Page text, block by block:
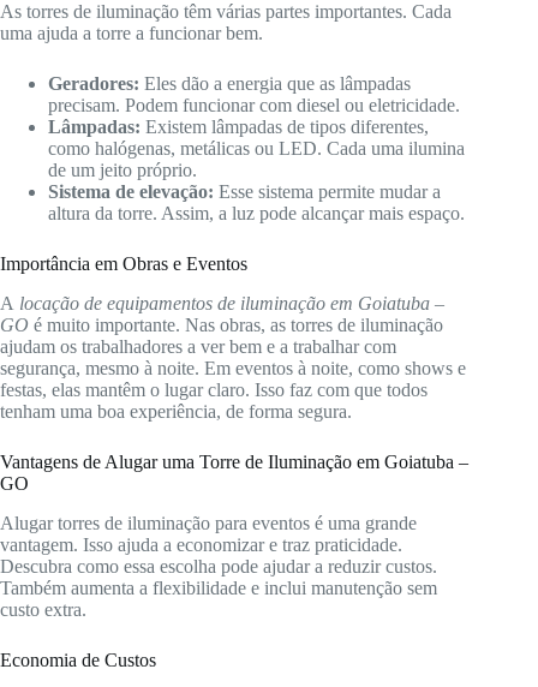
As torres de iluminação têm várias partes importantes. Cada
uma ajuda a torre a funcionar bem.
Geradores: Eles dão a energia que as lâmpadas
precisam. Podem funcionar com diesel ou eletricidade.
Lâmpadas: Existem lâmpadas de tipos diferentes,
como halógenas, metálicas ou LED. Cada uma ilumina
de um jeito próprio.
Sistema de elevação: Esse sistema permite mudar a
altura da torre. Assim, a luz pode alcançar mais espaço.
Importância em Obras e Eventos
A locação de equipamentos de iluminação em Goiatuba –
GO é muito importante. Nas obras, as torres de iluminação
ajudam os trabalhadores a ver bem e a trabalhar com
segurança, mesmo à noite. Em eventos à noite, como shows e
festas, elas mantêm o lugar claro. Isso faz com que todos
tenham uma boa experiência, de forma segura.
Vantagens de Alugar uma Torre de Iluminação em Goiatuba –
GO
Alugar torres de iluminação para eventos é uma grande
vantagem. Isso ajuda a economizar e traz praticidade.
Descubra como essa escolha pode ajudar a reduzir custos.
Também aumenta a flexibilidade e inclui manutenção sem
custo extra.
Economia de Custos